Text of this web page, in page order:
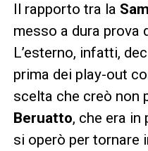
Il rapporto tra la
messo a dura prova
L’esterno, infatti,
prima dei play-out
scelta che creò non
Beruatto, che era in
si operò per tornare